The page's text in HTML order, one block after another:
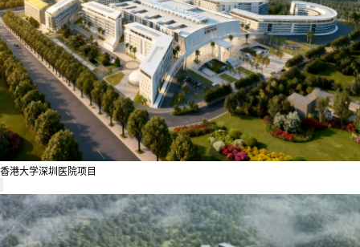
香港大学深圳医院项目